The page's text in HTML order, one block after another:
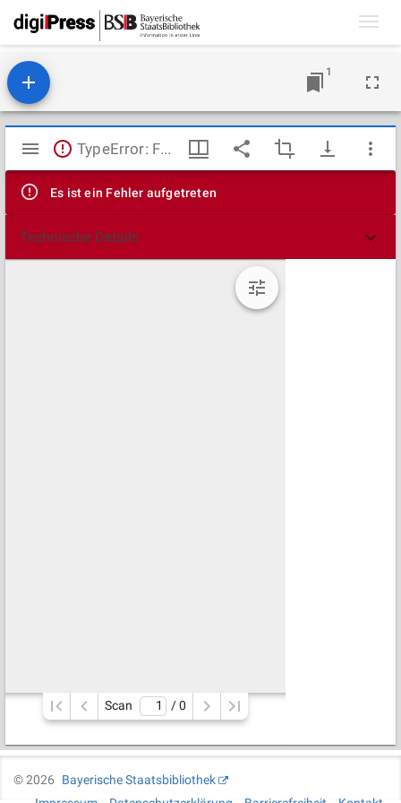
1
Mirador
Viewer
TypeError: Failed to fetch
Es ist ein Fehler aufgetreten
Technische Details
Scan / 0
©2026
Bayerische Staatsbibliothek